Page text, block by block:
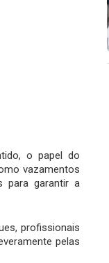
o papel do
vazamentos
para garantir a
profissionais
pelas